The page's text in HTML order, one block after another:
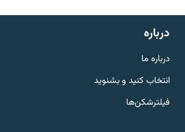
درباره
درباره ما
انتخاب کنید و بشنوید
فیلترشکن‌ها